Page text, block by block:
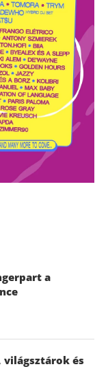
a
világsztárok és